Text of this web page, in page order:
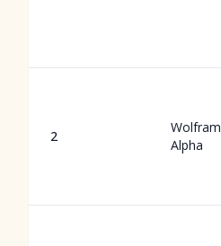
2
Wolfram
Alpha